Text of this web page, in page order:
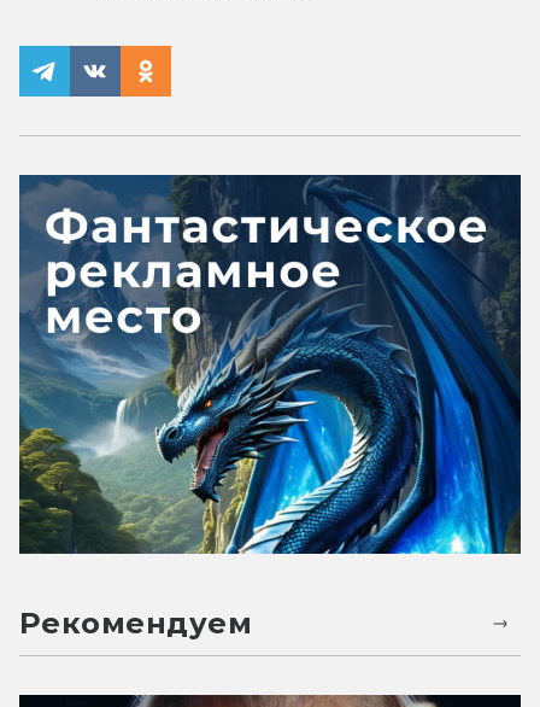
Рекомендуем